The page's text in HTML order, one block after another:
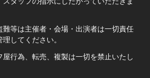
難等は主催者・会場・出演者は一切責任
してください。
屋行為、転売、複製は一切を禁止いたし